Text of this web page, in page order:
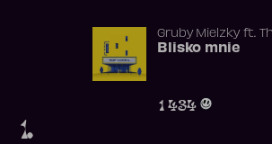
1.
Gruby Mielzkyft.
Blisko mnie
1 434